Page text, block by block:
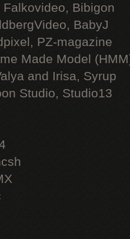
Bibigon
BabyJ
PZ-magazine
Made Model
and Irisa, Syrup
Studio, Studio13